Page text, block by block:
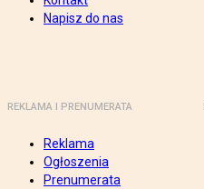
Napisz do nas
REKLAMA I PRENUMERATA
Reklama
Ogłoszenia
Prenumerata